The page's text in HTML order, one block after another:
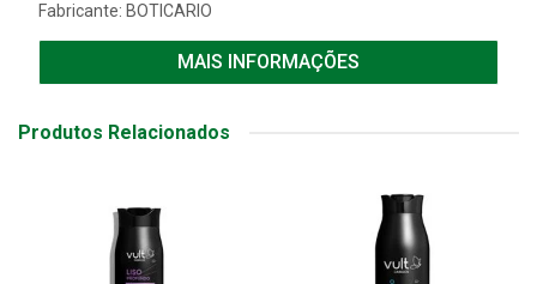
Fabricante: BOTICARIO
MAIS INFORMAÇÕES
Produtos Relacionados